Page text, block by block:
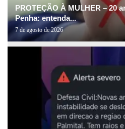
PROTEÇÃO À MULHER – 20
Penha: entenda...
7 de agosto de 2026